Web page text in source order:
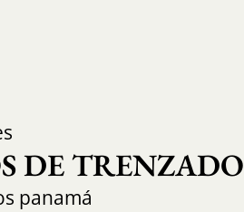
DE TRENZADO
panamá